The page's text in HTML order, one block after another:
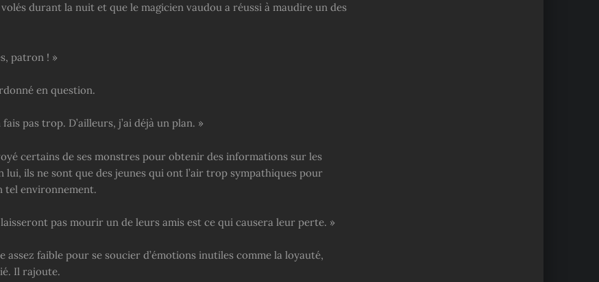
durant la nuit et que le magicien vaudou a réussi à maudire un des
patron ! »
en question.
fais pas trop. D’ailleurs, j’ai déjà un plan. »
certains de ses monstres pour obtenir des informations sur les
lui, ils ne sont que des jeunes qui ont l’air trop sympathiques pour
tel environnement.
laisseront pas mourir un de leurs amis est ce qui causera leur perte. »
assez faible pour se soucier d’émotions inutiles comme la loyauté,
Il rajoute.